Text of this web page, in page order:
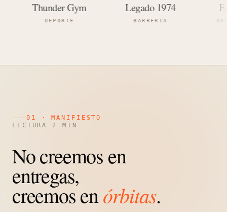
Thunder Gym
DEPORTE
Legado 1974
BARBERÍA
01 · MANIFIESTO
LECTURA 2 MIN
No creemos en
entregas,
creemos enórbitas.